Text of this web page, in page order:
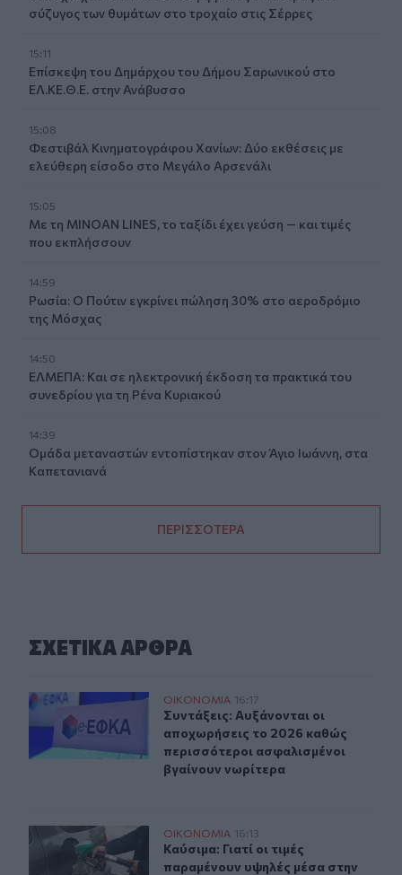
σύζυγος των θυμάτων στο τροχαίο στις Σέρρες
15:11
Επίσκεψη του Δημάρχου του Δήμου Σαρωνικού στο
ΕΛ.ΚΕ.Θ.Ε. στην Ανάβυσσο
15:08
Φεστιβάλ Κινηματογράφου Χανίων: Δύο εκθέσεις με
ελεύθερη είσοδο στο Μεγάλο Αρσενάλι
15:05
Με τη MINOAN LINES, το ταξίδι έχει γεύση — και τιμές
που εκπλήσσουν
14:59
Ρωσία: Ο Πούτιν εγκρίνει πώληση 30% στο αεροδρόμιο
της Μόσχας
14:50
ΕΛΜΕΠΑ: Και σε ηλεκτρονική έκδοση τα πρακτικά του
συνεδρίου για τη Ρένα Κυριακού
14:39
Ομάδα μεταναστών εντοπίστηκαν στον Άγιο Ιωάννη, στα
Καπετανιανά
ΠΕΡΙΣΣΟΤΕΡΑ
ΣΧΕΤΙΚA AΡΘΡΑ
Συντάξεις: Αυξάνονται οι αποχωρήσεις το 2026 καθώς
ΟΙΚΟΝΟΜΙΑ 16:17
Συντάξεις: Αυξάνονται οι
Συντάξεις: Αυξάνονται οι
αποχωρήσεις το 2026 καθώς
περισσότεροι ασφαλισμένοι
βγαίνουν νωρίτερα
Καύσιμα: Γιατί οι τιμές παραμένουν υψηλές μέσα στην
ΟΙΚΟΝΟΜΙΑ 16:13
Καύσιμα: Γιατί οι τιμές
Καύσιμα: Γιατί οι τιμές
παραμένουν υψηλές μέσα στην